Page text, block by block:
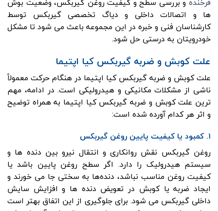
ها و اتصالات داخلی و دیاگ تخصصی گیربکس توسط
کارشناسان فنی و خبره در این مجموعه باعث می شود تا مشکل
خودرویتان به درستی حل شود.
علت کوبش و ضربه گیربکس کیا اپتیما
علت کوبش و ضربه گیربکس کیا اپتیما در هنگام حرکت معمولاً
ناشی از مشکلات مکانیکی و هیدرولیکی است. در ادامه، مهم
ترین علت کوبش و ضربه گیربکس کیا اپتیما به همراه توضیح
و اثر هر کدام آورده شده است:
۱. کمبود یا کیفیت پایین روغن گیربکس
روغن گیربکس نقش روانکاری و انتقال نیرو بین دنده ها و
سیستم هیدرولیک را دارد. اگر سطح روغن پایین باشد یا
کیفیت روغن مناسب نباشد، دنده‌ها به سختی جا می خورند و
ایجاد ضربه یا کوبش در تعویض دنده ها و افزایش سایش
داخلی گیربکس می شود. برای جلوگیری از این اتفاق بهتر است